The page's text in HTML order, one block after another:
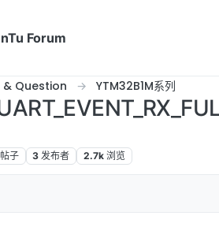
Forum
& Question YTM32B1M系列
帖子 3 发布者 2.7k 浏览